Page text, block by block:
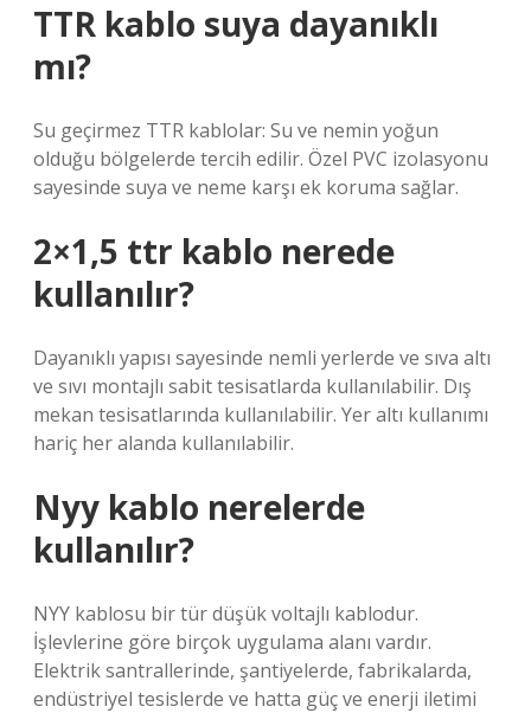
TTR kablo suya dayanıklı
mı?
Su geçirmez TTR kablolar: Su ve nemin yoğun
olduğu bölgelerde tercih edilir. Özel PVC izolasyonu
sayesinde suya ve neme karşı ek koruma sağlar.
2×1,5 ttr kablo nerede
kullanılır?
Dayanıklı yapısı sayesinde nemli yerlerde ve sıva altı
ve sıvı montajlı sabit tesisatlarda kullanılabilir. Dış
mekan tesisatlarında kullanılabilir. Yer altı kullanımı
hariç her alanda kullanılabilir.
Nyy kablo nerelerde
kullanılır?
NYY kablosu bir tür düşük voltajlı kablodur.
İşlevlerine göre birçok uygulama alanı vardır.
Elektrik santrallerinde, şantiyelerde, fabrikalarda,
endüstriyel tesislerde ve hatta güç ve enerji iletimi